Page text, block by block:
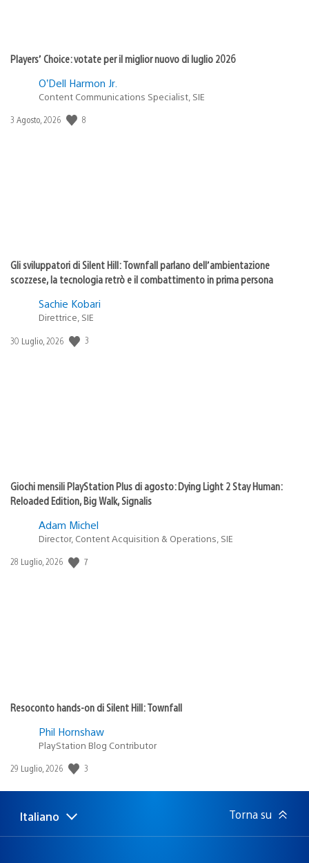
Players’ Choice: votate per il miglior nuovo di luglio 2026
O’Dell Harmon Jr.
Content Communications Specialist, SIE
Data
3 Agosto, 2026 8
Gli sviluppatori di Silent Hill: Townfall parlano dell’ambientazione
scozzese, la tecnologia retrò e il combattimento in prima persona
Sachie Kobari
Direttrice, SIE
Data
30 Luglio, 2026 3
Giochi mensili PlayStation Plus di agosto: Dying Light 2 Stay Human:
Reloaded Edition, Big Walk, Signalis
Adam Michel
Director, Content Acquisition & Operations, SIE
Data
28 Luglio, 2026 7
Resoconto hands-on di Silent Hill: Townfall
Phil Hornshaw
PlayStation Blog Contributor
Data
pubblicazione:
29 Luglio, 2026 3
Seleziona
una
Regione
attuale:
Italiano Torna su